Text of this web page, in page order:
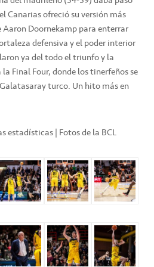
Canarias ofreció su versión más
Doornekamp para enterrar
defensiva y el poder interior
ya del todo el triunfo y la
Final Four, donde los tinerfeños se
turco. Un hito más en
estadísticas | Fotos de la BCL